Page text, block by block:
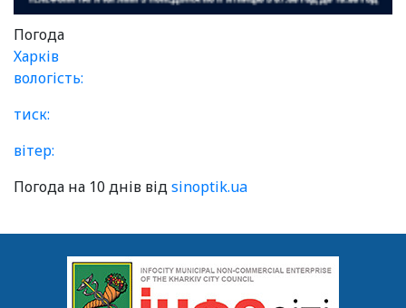
Погода
Харків
вологість:
тиск:
вітер:
Погода на 10 днів відsinoptik.ua